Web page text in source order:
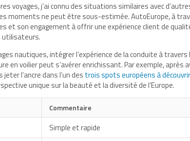
voyages, j’ai connu des situations similaires avec
moments ne peut être sous-estimée. AutoEurope, à
et son engagement à offrir une expérience client de
utilisateurs.
nautiques, intégrer l’expérience de la conduite à
en voilier peut s’avérer enrichissant. Par exemple, après
l’ancre dans l’un des trois spots européens à
unique sur la beauté et la diversité de l’Europe.
Commentaire
Simple et rapide